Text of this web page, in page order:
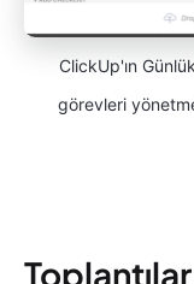
ClickUp'ın
görevleri